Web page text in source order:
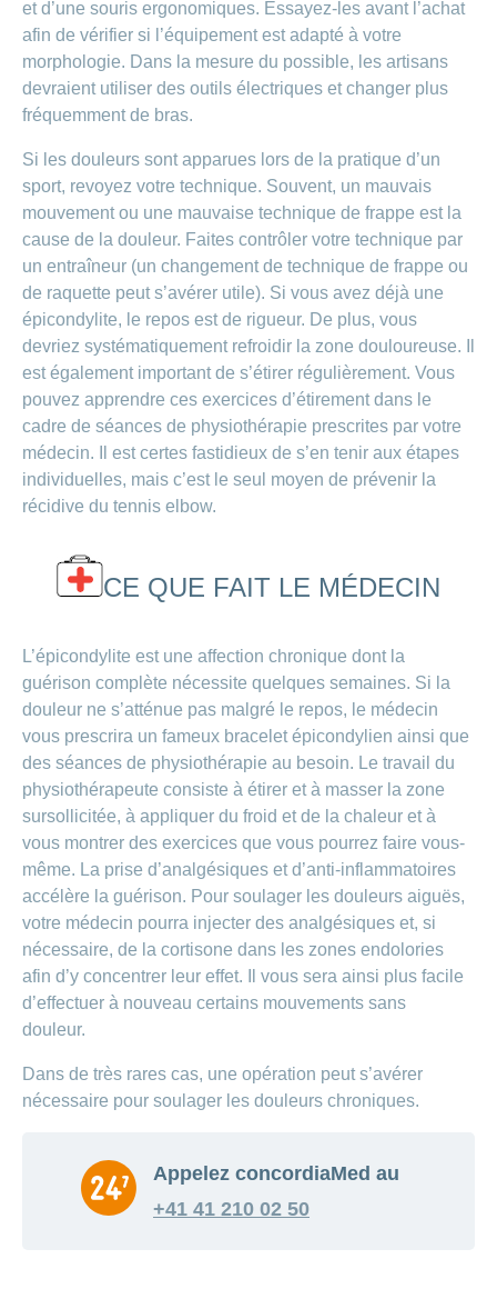
et d’une souris ergonomiques. Essayez-les avant l’achat
afin de vérifier si l’équipement est adapté à votre
morphologie. Dans la mesure du possible, les artisans
devraient utiliser des outils électriques et changer plus
fréquemment de bras.
Si les douleurs sont apparues lors de la pratique d’un
sport, revoyez votre technique. Souvent, un mauvais
mouvement ou une mauvaise technique de frappe est la
cause de la douleur. Faites contrôler votre technique par
un entraîneur (un changement de technique de frappe ou
de raquette peut s’avérer utile). Si vous avez déjà une
épicondylite, le repos est de rigueur. De plus, vous
devriez systématiquement refroidir la zone douloureuse. Il
est également important de s’étirer régulièrement. Vous
pouvez apprendre ces exercices d’étirement dans le
cadre de séances de physiothérapie prescrites par votre
médecin. Il est certes fastidieux de s’en tenir aux étapes
individuelles, mais c’est le seul moyen de prévenir la
récidive du tennis elbow.
CE QUE FAIT LE MÉDECIN
L’épicondylite est une affection chronique dont la
guérison complète nécessite quelques semaines. Si la
douleur ne s’atténue pas malgré le repos, le médecin
vous prescrira un fameux bracelet épicondylien ainsi que
des séances de physiothérapie au besoin. Le travail du
physiothérapeute consiste à étirer et à masser la zone
sursollicitée, à appliquer du froid et de la chaleur et à
vous montrer des exercices que vous pourrez faire vous-
même. La prise d’analgésiques et d’anti-inflammatoires
accélère la guérison. Pour soulager les douleurs aiguës,
votre médecin pourra injecter des analgésiques et, si
nécessaire, de la cortisone dans les zones endolories
afin d’y concentrer leur effet. Il vous sera ainsi plus facile
d’effectuer à nouveau certains mouvements sans
douleur.
Dans de très rares cas, une opération peut s’avérer
nécessaire pour soulager les douleurs chroniques.
Appelez concordiaMed au
+41 41 210 02 50